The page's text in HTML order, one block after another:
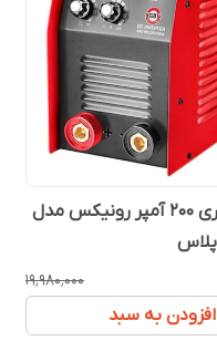
اینورتر جوشکاری 200 آمپر رونیکس مدل
۱۹٬۹۸۰٬۰۰۰
افزودن به سبد